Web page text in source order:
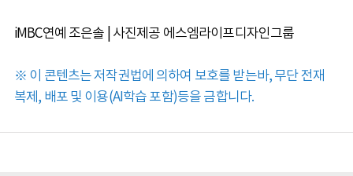
iMBC연예 조은솔 | 사진제공 에스엠라이프디자인그룹
※ 이 콘텐츠는 저작권법에 의하여 보호를 받는바, 무단 전재
복제, 배포 및 이용(AI학습 포함)등을 금합니다.